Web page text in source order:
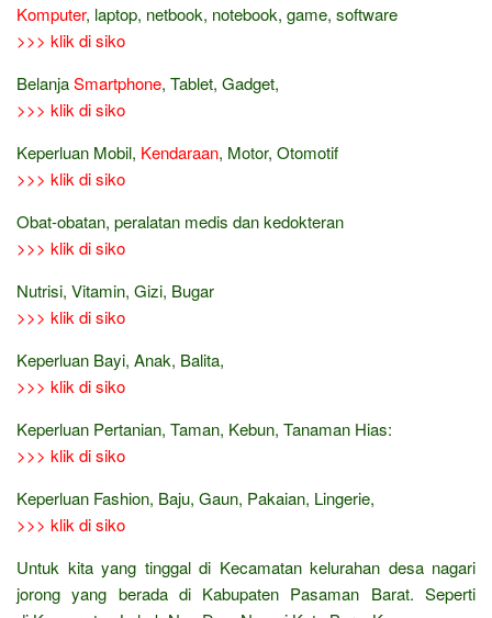
Komputer, laptop, netbook, notebook, game, software
>>> klik di siko
BelanjaSmartphone, Tablet, Gadget,
>>> klik di siko
Keperluan Mobil, Kendaraan, Motor, Otomotif
>>> klik di siko
Obat-obatan, peralatan medis dan kedokteran
>>> klik di siko
Nutrisi, Vitamin, Gizi, Bugar
>>> klik di siko
Keperluan Bayi, Anak, Balita,
>>> klik di siko
Keperluan Pertanian, Taman, Kebun, Tanaman Hias:
>>> klik di siko
Keperluan Fashion, Baju, Gaun, Pakaian, Lingerie,
>>> klik di siko
Untuk kita yang tinggal di Kecamatan kelurahan desa nagari
jorong yang berada di Kabupaten Pasaman Barat. Seperti